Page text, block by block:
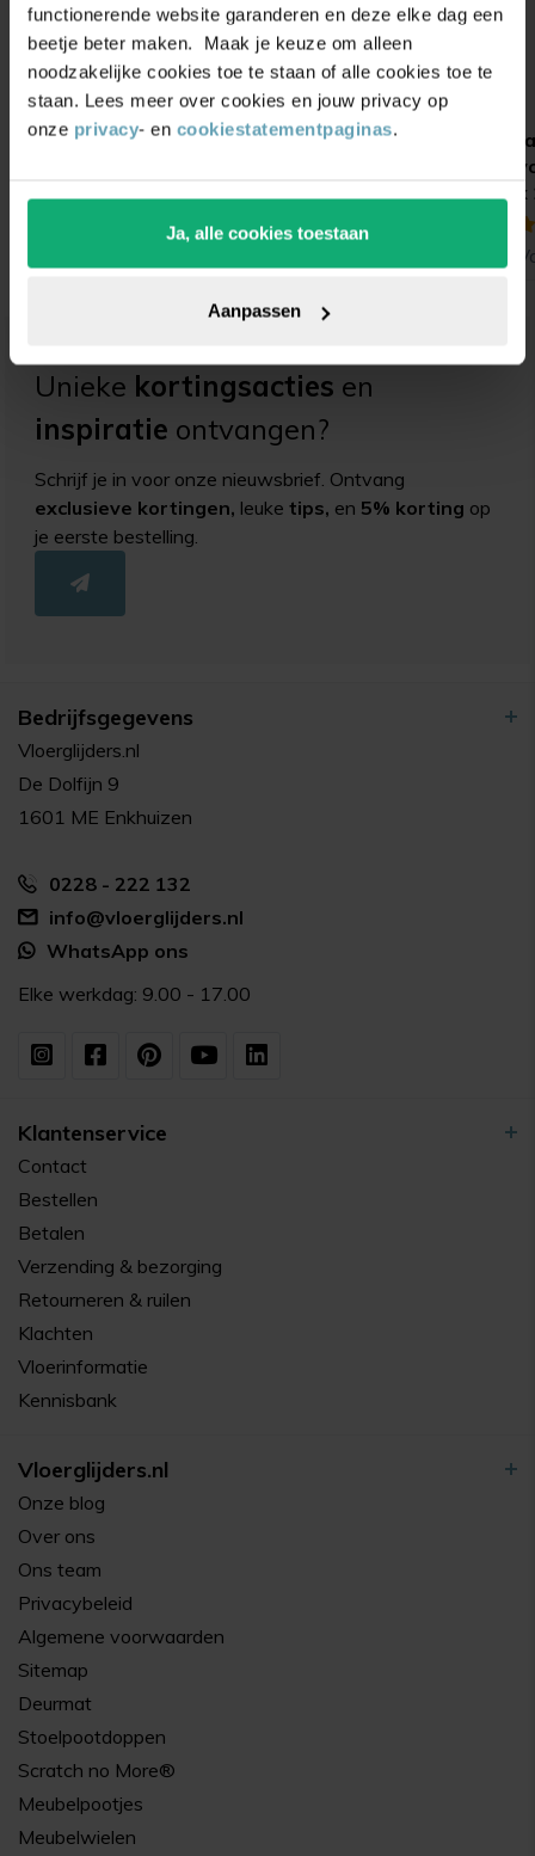
functionerende website garanderen en deze elke dag een
beetje beter maken. Maak je keuze om alleen
noodzakelijke cookies toe te staan of alle cookies toe te
staan. Lees meer over cookies en jouw privacy op
onze privacy- en cookiestatementpaginas.
Ja, alle cookies toestaan
Aanpassen
Stoelpootdoppen
Kantelbare stelvoet
Unieke kortingsacties en
inspiratie ontvangen?
Schrijf je in voor onze nieuwsbrief. Ontvang
exclusieve kortingen, leuketips, en 5% korting op
je eerste bestelling.
Bedrijfsgegevens
Vloerglijders.nl
De Dolfijn 9
1601 ME Enkhuizen
0228 - 222 132
info@vloerglijders.nl
WhatsApp ons
Elke werkdag: 9.00 - 17.00
Klantenservice
Contact
Bestellen
Betalen
Verzending & bezorging
Retourneren & ruilen
Klachten
Vloerinformatie
Kennisbank
Vloerglijders.nl
Onze blog
Over ons
Ons team
Privacybeleid
Algemene voorwaarden
Sitemap
Deurmat
Stoelpootdoppen
Scratch no More®
Meubelpootjes
Meubelwielen